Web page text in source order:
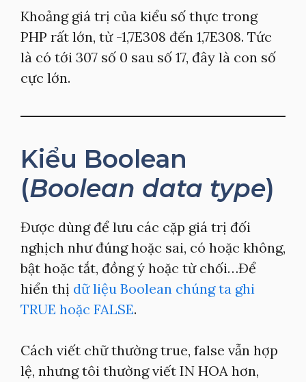
Khoảng giá trị của kiểu số thực trong
PHP rất lớn, từ -1,7E308 đến 1,7E308. Tức
là có tới 307 số 0 sau số 17, đây là con số
cực lớn.
Kiểu Boolean
(Boolean data type)
Được dùng để lưu các cặp giá trị đối
nghịch như đúng hoặc sai, có hoặc không,
bật hoặc tắt, đồng ý hoặc từ chối…Để
hiển thị dữ liệu Boolean chúng ta ghi
TRUE hoặc FALSE.
Cách viết chữ thường true, false vẫn hợp
lệ, nhưng tôi thường viết IN HOA hơn,